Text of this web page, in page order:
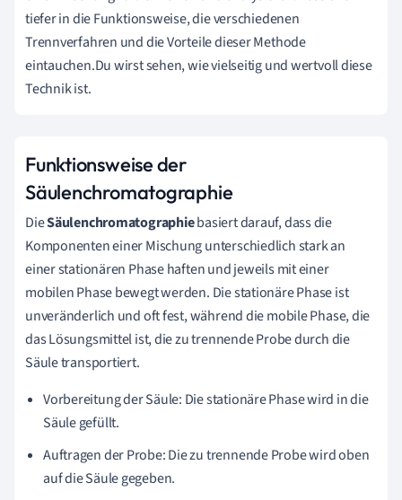
tiefer in die Funktionsweise, die verschiedenen
Trennverfahren und die Vorteile dieser Methode
eintauchen.Du wirst sehen, wie vielseitig und wertvoll diese
Technik ist.
Funktionsweise der
Säulenchromatographie
DieSäulenchromatographiebasiert darauf, dass die
Komponenten einer Mischung unterschiedlich stark an
einer stationären Phase haften und jeweils mit einer
mobilen Phase bewegt werden. Die stationäre Phase ist
unveränderlich und oft fest, während die mobile Phase, die
das Lösungsmittel ist, die zu trennende Probe durch die
Säule transportiert.
Vorbereitung der Säule: Die stationäre Phase wird in die
Säule gefüllt.
Auftragen der Probe: Die zu trennende Probe wird oben
auf die Säule gegeben.